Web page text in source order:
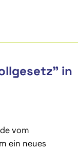
in
vom
ein neues